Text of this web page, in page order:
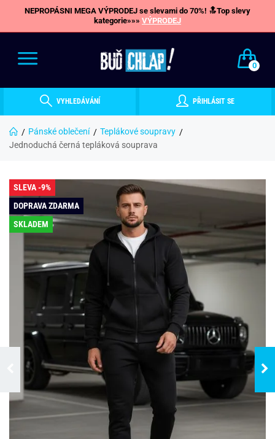
NEPROPÁSNI MEGA VÝPRODEJ se slevami do 70%! 🔝Top slevy
kategorie»»» VÝPRODEJ
0
VYHLEDÁVÁNÍ PŘIHLÁSIT SE
Pánské oblečení
Teplákové soupravy
Jednoduchá černá tepláková souprava
SLEVA -9%
DOPRAVA ZDARMA
SKLADEM